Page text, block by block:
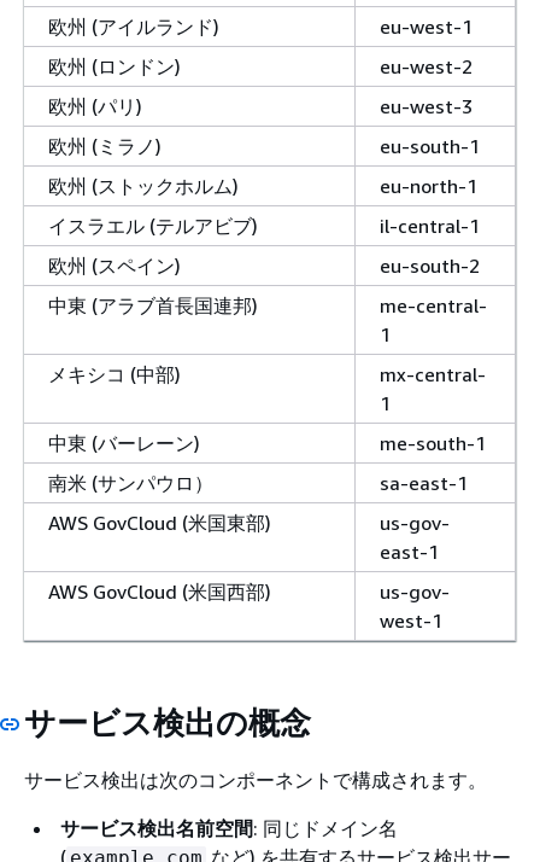
欧州 (アイルランド)
eu-west-1
欧州 (ロンドン)
eu-west-2
欧州 (パリ)
eu-west-3
欧州 (ミラノ)
eu-south-1
欧州 (ストックホルム)
eu-north-1
イスラエル (テルアビブ)
il-central-1
欧州 (スペイン)
eu-south-2
中東 (アラブ首長国連邦)
me-central-
1
メキシコ (中部)
mx-central-
1
中東 (バーレーン)
me-south-1
南米 (サンパウロ）
sa-east-1
AWS GovCloud (米国東部)
us-gov-
east-1
AWS GovCloud (米国西部)
us-gov-
west-1
サービス検出の概念
サービス検出は次のコンポーネントで構成されます。
サービス検出名前空間: 同じドメイン名
( example.com など) を共有するサービス検出サー